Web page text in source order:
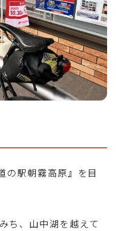
の駅朝霧高原』を目
ち、山中湖を越えて